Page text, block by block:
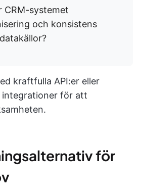
CRM-systemet
och konsistens
kraftfulla API:er eller
för att
för